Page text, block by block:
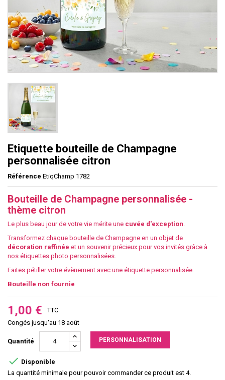
Etiquette bouteille de Champagne
personnalisée citron
Référence EtiqChamp 1782
Bouteille de Champagne personnalisée -
thème citron
Le plus beau jour de votre vie mérite une cuvée d'exception
Transformez chaque bouteille de Champagne en un objet de
décoration raffinée et un souvenir précieux pour vos invités grâce à
nos étiquettes photo personnalisées.
Faites pétiller votre évènement avec une étiquette personnalisée.
Bouteille non fournie
1,00 €
TTC
Congés jusqu'au 18 août
Quantité PERSONNALISATION
 Disponible
La quantité minimale pour pouvoir commander ce produit est 4.